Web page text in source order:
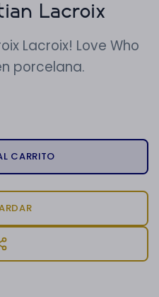
Lacroix
Lacroix! Love Who
porcelana.
CARRITO